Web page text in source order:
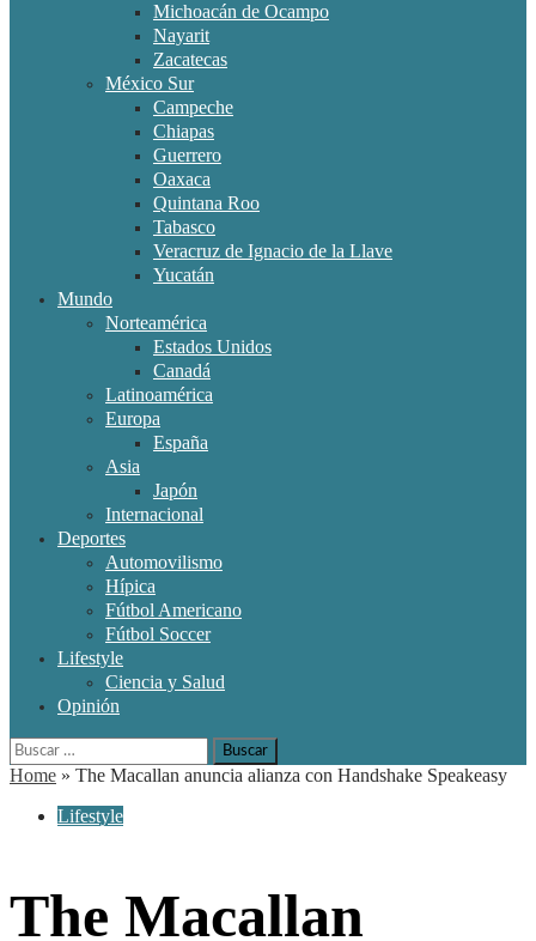
Michoacán de Ocampo
Nayarit
Zacatecas
México Sur
Campeche
Chiapas
Guerrero
Oaxaca
Quintana Roo
Tabasco
Veracruz de Ignacio de la Llave
Yucatán
Mundo
Norteamérica
Estados Unidos
Canadá
Latinoamérica
Europa
España
Asia
Japón
Internacional
Deportes
Automovilismo
Hípica
Fútbol Americano
Fútbol Soccer
Lifestyle
Ciencia y Salud
Opinión
Buscar:
Home » The Macallan anuncia alianza con Handshake Speakeasy
Lifestyle
The Macallan